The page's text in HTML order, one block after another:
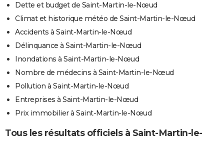
Dette et budget de Saint-Martin-le-Nœud
Climat et historique météo de Saint-Martin-le-Nœud
Accidents à Saint-Martin-le-Nœud
Délinquance à Saint-Martin-le-Nœud
Inondations à Saint-Martin-le-Nœud
Nombre de médecins à Saint-Martin-le-Nœud
Pollution à Saint-Martin-le-Nœud
Entreprises à Saint-Martin-le-Nœud
Prix immobilier à Saint-Martin-le-Nœud
Tous les résultats officiels à Saint-Martin-le-